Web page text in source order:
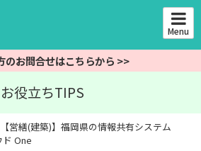
Menu
のお問合せはこちらから >>
お役立ちTIPS
【営繕(建築)】福岡県の情報共有システム
ド One